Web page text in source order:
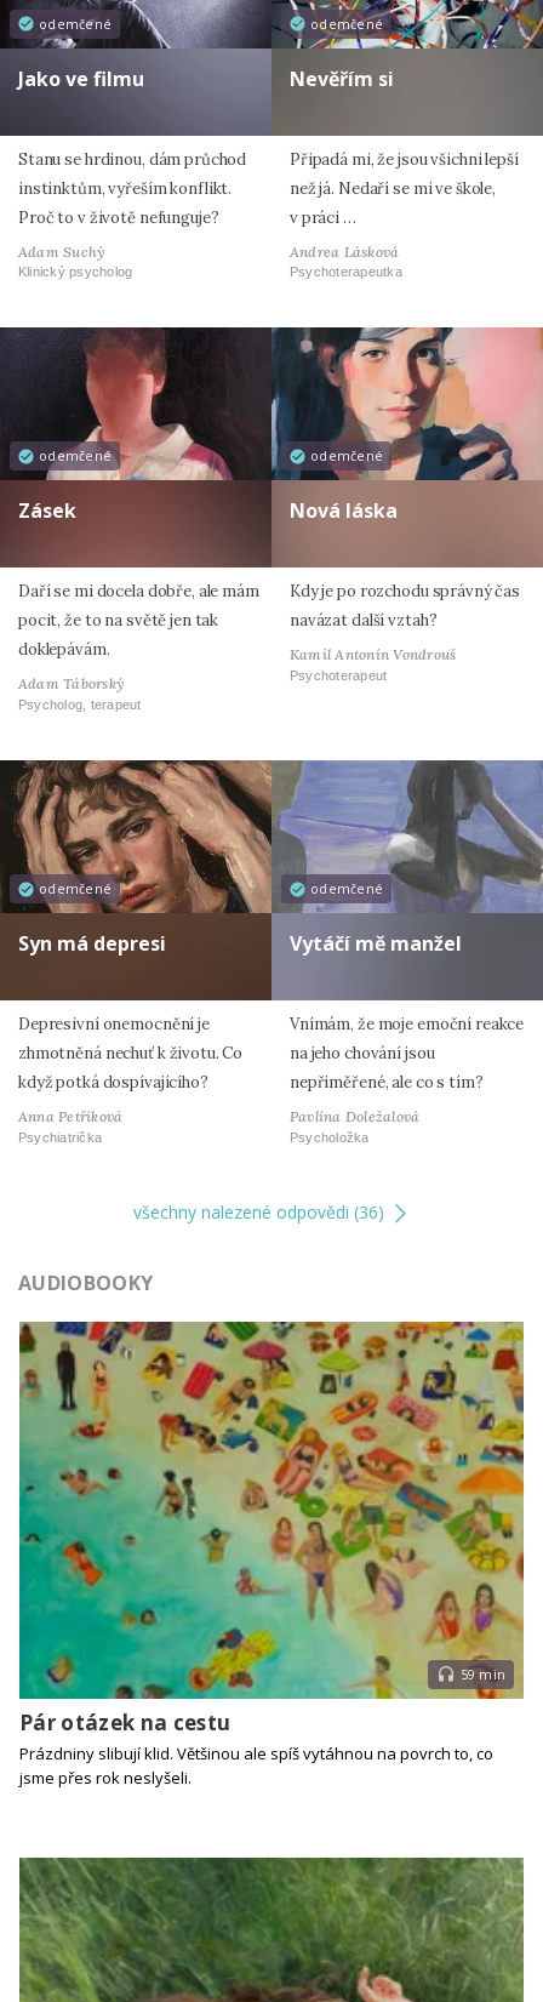
odemčené
Jako ve filmu
Stanu se hrdinou, dám průchod
instinktům, vyřeším konflikt.
Proč to v životě nefunguje?
Adam Suchý
Klinický psycholog
odemčené
Nevěřím si
Připadá mi, že jsou všichni lepší
než já. Nedaří se mi ve škole,
v práci …
Andrea Lásková
Psychoterapeutka
odemčené
Zásek
Daří se mi docela dobře, ale mám
pocit, že to na světě jen tak
doklepávám.
Adam Táborský
Psycholog, terapeut
odemčené
Nová láska
Kdy je po rozchodu správný čas
navázat další vztah?
Kamil Antonín Vondrouš
Psychoterapeut
odemčené
Syn má depresi
Depresivní onemocnění je
zhmotněná nechuť k životu. Co
když potká dospívajícího?
Anna Petříková
Psychiatrička
odemčené
Vytáčí mě manžel
Vnímám, že moje emoční reakce
na jeho chování jsou
nepřiměřené, ale co s tím?
Pavlína Doležalová
Psycholožka
všechny nalezené odpovědi (36)
AUDIOBOOKY
59 min
Pár otázek na cestu
Prázdniny slibují klid. Většinou ale spíš vytáhnou na povrch to, co
jsme přes rok neslyšeli.